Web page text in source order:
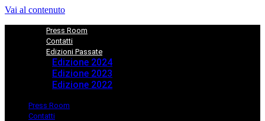
Vai al contenuto
Press Room
Contatti
Edizioni Passate
Edizione 2024
Edizione 2023
Edizione 2022
Press Room
Contatti